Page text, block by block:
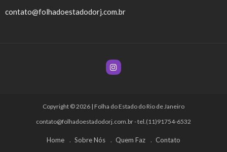
contato@folhadoestadodorj.com.br
Copyright © 2026 | Folha do Estado do Rio de Janeiro
contato@folhadoestadodorj.com.br- tel.(11)91754-6532
Home Sobre Nós Quem Faz Contato